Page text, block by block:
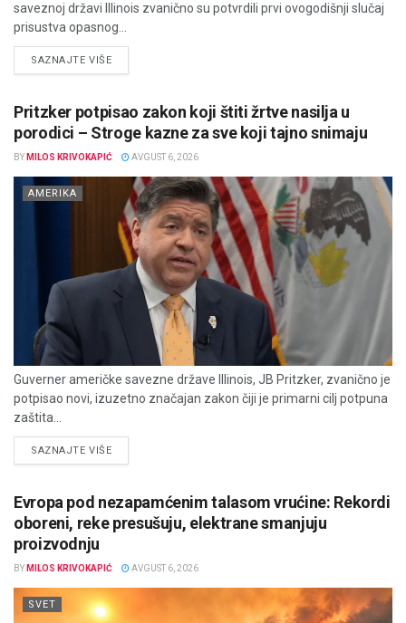
saveznoj državi Illinois zvanično su potvrdili prvi ovogodišnji slučaj
prisustva opasnog...
SAZNAJTE VIŠEDETAILS
Pritzker potpisao zakon koji štiti žrtve nasilja u
porodici – Stroge kazne za sve koji tajno snimaju
BY MILOS KRIVOKAPIĆ AVGUST 6, 2026
AMERIKA
Guverner američke savezne države Illinois, JB Pritzker, zvanično je
potpisao novi, izuzetno značajan zakon čiji je primarni cilj potpuna
zaštita...
SAZNAJTE VIŠEDETAILS
Evropa pod nezapamćenim talasom vrućine: Rekordi
oboreni, reke presušuju, elektrane smanjuju
proizvodnju
BY MILOS KRIVOKAPIĆ AVGUST 6, 2026
SVET